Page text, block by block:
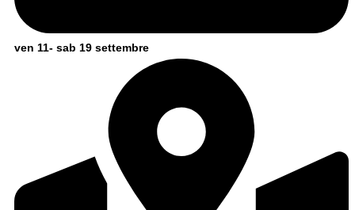
ven 11- sab 19 settembre